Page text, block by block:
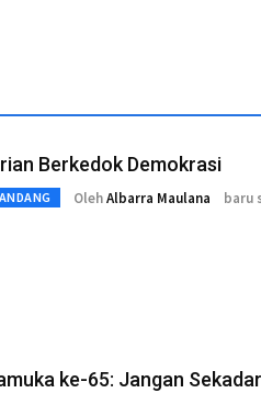
Berkedok Demokrasi
OlehAlbarra Maulana baru
ke-65: Jangan